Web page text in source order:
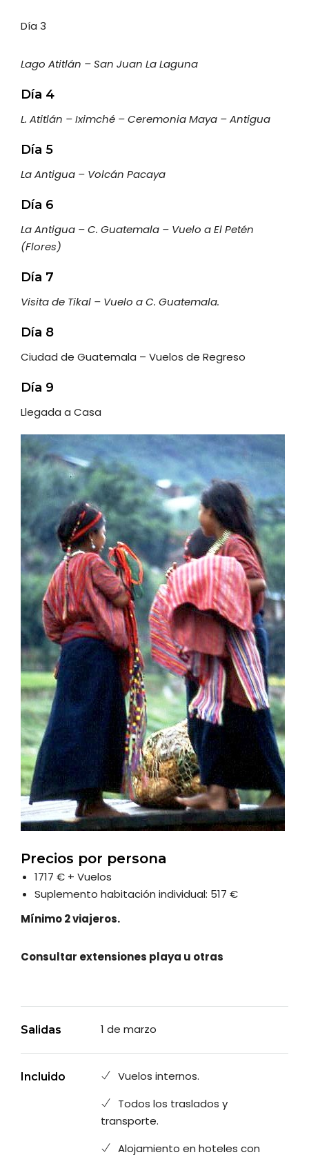
Día 3
Lago Atitlán – San Juan La Laguna
Día 4
L. Atitlán – Iximché – Ceremonia Maya – Antigua
Día 5
La Antigua – Volcán Pacaya
Día 6
La Antigua – C. Guatemala – Vuelo a El Petén
(Flores)
Día 7
Visita de Tikal – Vuelo a C. Guatemala.
Día 8
Ciudad de Guatemala – Vuelos de Regreso
Día 9
Llegada a Casa
Precios por persona
1717 € + Vuelos
Suplemento habitación individual: 517 €
Mínimo 2 viajeros.
Consultar extensiones playa u otras
Salidas 1 de marzo
Incluido
Vuelos internos.
Todos los traslados y
transporte.
Alojamiento en hoteles con